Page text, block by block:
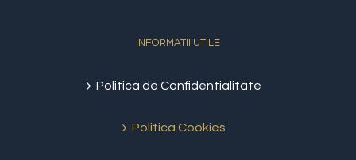
INFORMATII UTILE
Politica de Confidentialitate
Politica Cookies